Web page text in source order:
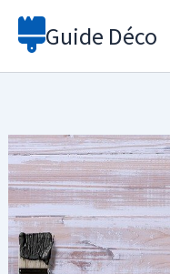
Aller
Guide Déco